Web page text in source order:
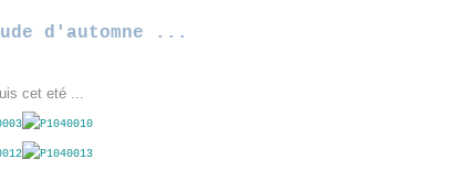
d'automne ...
cet eté ...